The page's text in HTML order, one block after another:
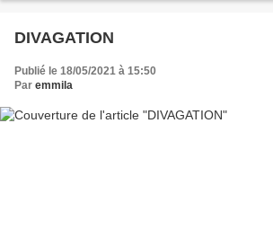
DIVAGATION
Publié le 18/05/2021 à 15:50
Par emmila